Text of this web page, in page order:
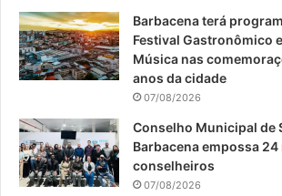
k
a
Barbacena terá
Festival Gastronômico
Música nas
anos da cidade
07/08/2026
Conselho Municipal de
Barbacena empossa
conselheiros
07/08/2026